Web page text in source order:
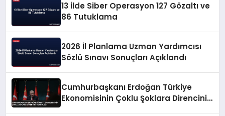
13 İlde Siber Operasyon 127 Gözaltı ve
86 Tutuklama
2026 İl Planlama Uzman Yardımcısı
Sözlü Sınavı Sonuçları Açıklandı
Cumhurbaşkanı Erdoğan Türkiye
Ekonomisinin Çoklu Şoklara Direncini